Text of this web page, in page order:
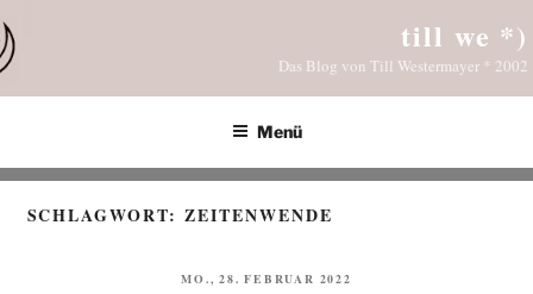
Inhalt
springen
till we *)
Das Blog von Till Westermayer * 2002
Menü
SCHLAGWORT:ZEITENWENDE
VERÖFFENTLICHT
MO., 28. FEBRUAR 2022